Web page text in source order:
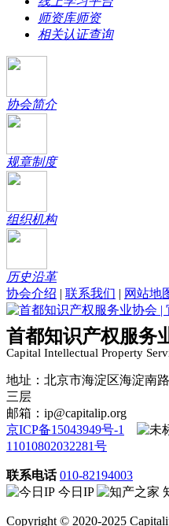
师资库师资
相关认证查询
协会简介
规章制度
组织机构
历史沿革
协会介绍 | 联系我们 | 网站地
首都知识产权服务
Capital Intellectual Property
地址：北京市海淀区海淀南
三层
邮箱：ip@capitalip.org
京ICP备15043949号-1
11010802032281号
联系电话 010-82194003
今日IP
Copyright © 2020-2025